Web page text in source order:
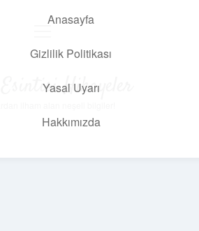
Anasayfa
Gizlilik Politikası
Yasal Uyarı
Hakkımızda
Esintisi Hikayeler